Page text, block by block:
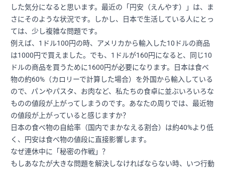
した気分になると思います。最近の「円安（えんやす）」は、ま
さにそのような状況です。しかし、日本で生活している人にとっ
ては、少し複雑な問題です。
例えば、1ドル100円の時、アメリカから輸入した10ドルの商品
は1000円で買えました。でも、1ドルが160円になると、同じ10
ドルの商品を買うために1600円が必要になります。日本は食べ
物の約60%（カロリーで計算した場合）を外国から輸入している
ので、パンやパスタ、お肉など、私たちの食卓に並ぶいろいろな
ものの値段が上がってしまうのです。あなたの周りでは、最近物
の値段が上がっていると感じますか？
日本の食べ物の自給率（国内でまかなえる割合）は約40%より低
く、円安は食べ物の値段に直接影響します。
なぜ連休中に「秘密の作戦」？
もしあなたが大きな問題を解決しなければならない時、いつ行動